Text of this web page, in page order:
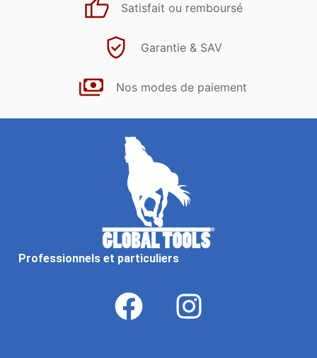
Satisfait ou remboursé
Garantie & SAV
Nos modes de paiement
Professionnels et particuliers